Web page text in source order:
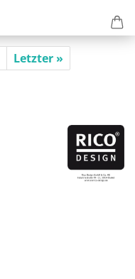
Letzter »